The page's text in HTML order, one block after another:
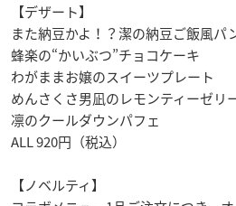
【デザート】
また納豆かよ！？潔の納豆ご飯風パ
蜂楽の“かいぶつ”チョコケーキ
わがままお嬢のスイーツプレート
めんさくさ男凪のレモンティーゼリ
凛のクールダウンパフェ
ALL 920円（税込）
【ノベルティ】